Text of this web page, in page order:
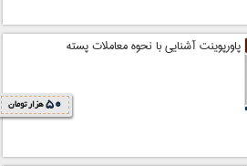
پاورپوینت آشنایی با نحوه معاملات پسته
50 هزار تومان